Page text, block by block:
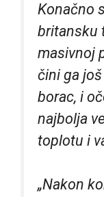
Konačno
britansku
masivnoj
čini ga
borac, i
najbolja
toplotu i
„Nakon